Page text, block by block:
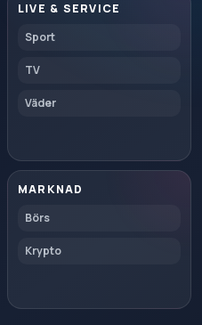
LIVE & SERVICE
Sport
TV
Väder
MARKNAD
Börs
Krypto